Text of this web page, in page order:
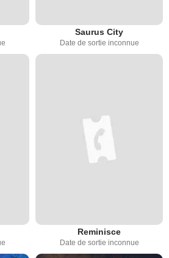
Saurus City
Date de sortie inconnue
Reminisce
Date de sortie inconnue